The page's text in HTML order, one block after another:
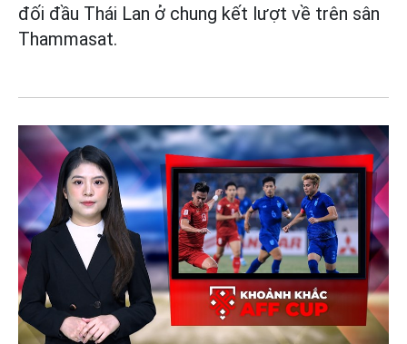
đối đầu Thái Lan ở chung kết lượt về trên sân
Thammasat.